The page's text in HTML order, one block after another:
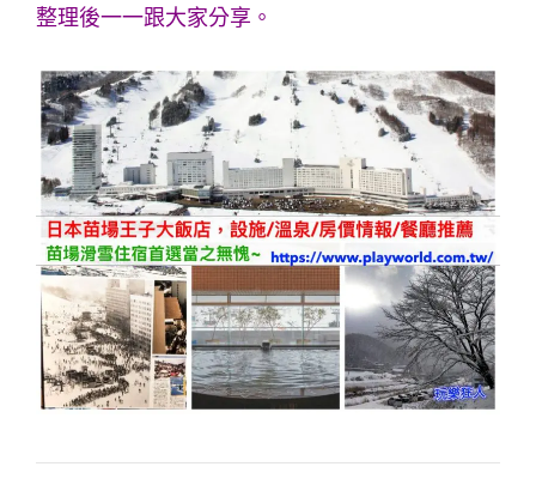
整理後一一跟大家分享。